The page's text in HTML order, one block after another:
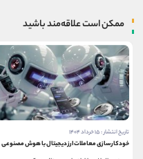
ممکن است علاقه‌مند باشید
تاریخ انتشار : ۱۵ خرداد ۱۴۰۴
خودکارسازی معاملات ارز دیجیتال با هوش مصنوعی